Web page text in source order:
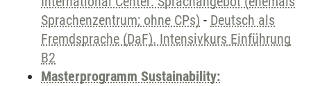
Sprachenzentrum; ohne CPs) - Deutsch als
Fremdsprache (DaF). Intensivkurs Einführung
B2
Masterprogramm Sustainability: